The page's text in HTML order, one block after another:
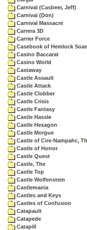
Carnival (Casbeer, Jeff)
Carnival (Don)
Carnival Massacre
Carrera 3D
Carrier Force
Casebook of Hemlock
Casino Baccarat
Casino World
Castaway
Castle Assault
Castle Attack
Castle Clobber
Castle Crisis
Castle Fantasy
Castle Hassle
Castle Hexagon
Castle Morgue
Castle of Cire-Nampahc,
Castle of Horror
Castle Quest
Castle, The
Castle Top
Castle Wolfenstein
Castlemania
Castles and Keys
Castles of Confusion
Catapault
Catapede
Catapill